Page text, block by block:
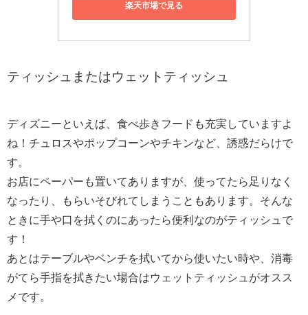
楽天市場で見る
ティッシュまたはウェットティッシュ
ディズニーといえば、食べ歩きフードも充実していますよ
ね！チュロスやポップコーンやチキンなど、誘惑だらけで
す。
お店にペーパーも置いてありますが、使ってたら足りなく
なったり、もらいそびれてしまうこともあります。そんな
ときに手や口を拭くのにあったら便利なのがティッシュで
す！
あとはテーブルやベンチを拭いてから使いたい時や、消毒
がてら手指を拭きたい場合はウェットティッシュがオスス
メです。